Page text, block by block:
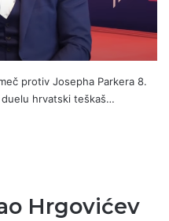
protiv Josepha Parkera 8.
duelu hrvatski teškaš…
Hrgovićev